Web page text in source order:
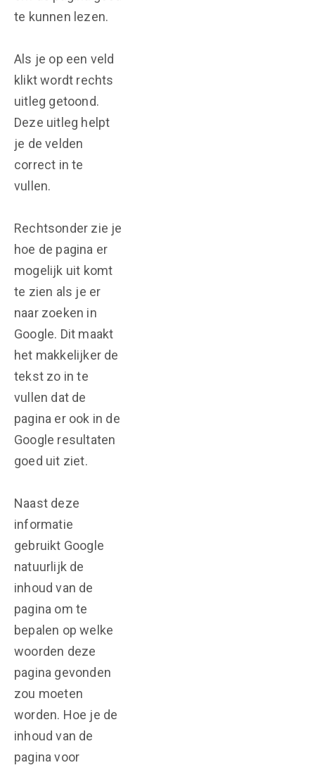
te kunnen lezen.
Als je op een veld
klikt wordt rechts
uitleg getoond.
Deze uitleg helpt
je de velden
correct in te
vullen.
Rechtsonder zie je
hoe de pagina er
mogelijk uit komt
te zien als je er
naar zoeken in
Google. Dit maakt
het makkelijker de
tekst zo in te
vullen dat de
pagina er ook in de
Google resultaten
goed uit ziet.
Naast deze
informatie
gebruikt Google
natuurlijk de
inhoud van de
pagina om te
bepalen op welke
woorden deze
pagina gevonden
zou moeten
worden. Hoe je de
inhoud van de
pagina voor